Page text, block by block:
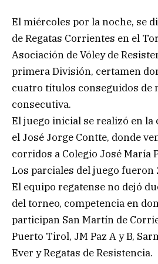
El miércoles por la noche, se
de Regatas Corrientes en el
Asociación de Vóley de
primera División, certamen
cuatro títulos conseguidos de
consecutiva.
El juego inicial se realizó en la
el José Jorge Contte, donde
corridos a Colegio José María
Los parciales del juego fueron
El equipo regatense no dejó
del torneo, competencia en
participan San Martín de
Puerto Tirol, JM Paz A y B,
Ever y Regatas de Resistencia.